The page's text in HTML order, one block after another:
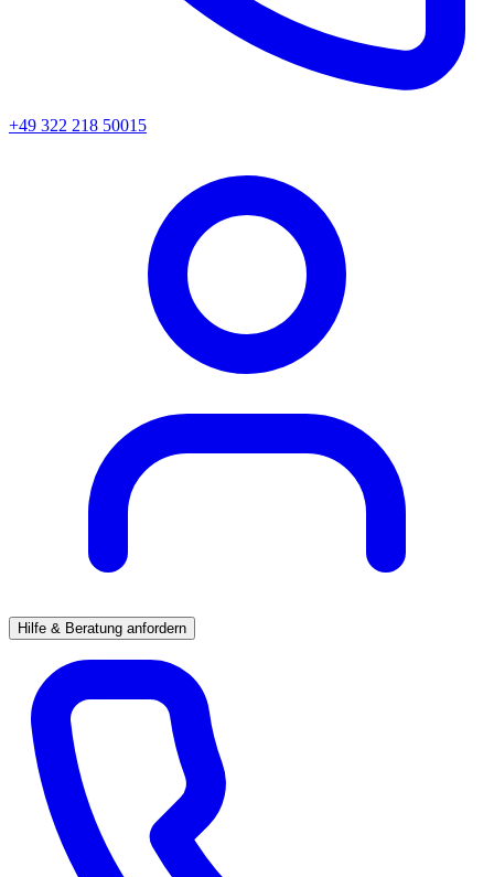
+49 322 218 50015
Hilfe & Beratung anfordern